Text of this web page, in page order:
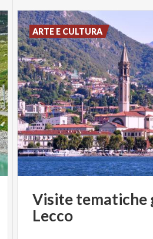
Visitetematiche
Lecco
ARTE E CULTURA